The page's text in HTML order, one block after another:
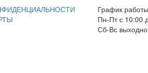
График работы
Пн-Пт с 10:00
Сб-Вс